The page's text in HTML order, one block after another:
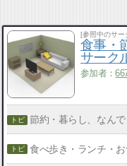
[参照中のサー
食事・
サーク
参加者：
節約・暮らし、なんで
食べ歩き・ランチ・